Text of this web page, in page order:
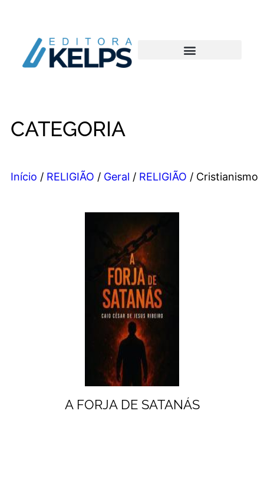
CATEGORIA
Início / RELIGIÃO / Geral / RELIGIÃO / Cristianismo
A FORJA DE SATANÁS